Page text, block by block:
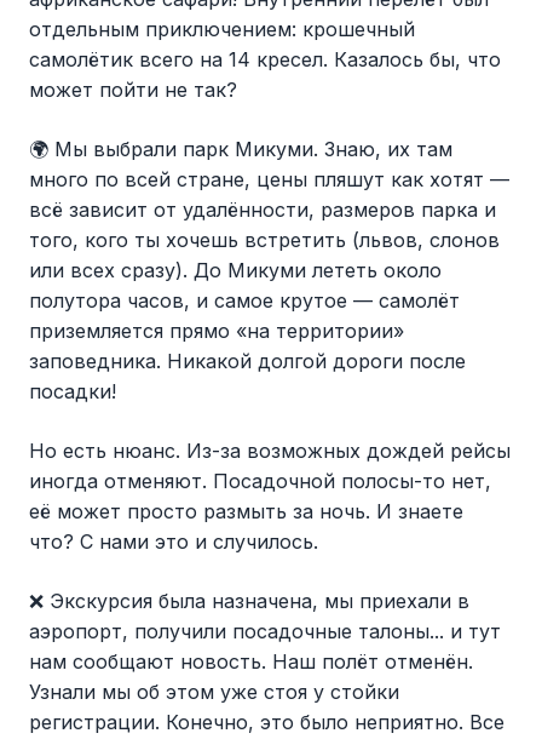
отдельным приключением: крошечный
самолётик всего на 14 кресел. Казалось бы, что
может пойти не так?
🌍 Мы выбрали парк Микуми. Знаю, их там
много по всей стране, цены пляшут как хотят —
всё зависит от удалённости, размеров парка и
того, кого ты хочешь встретить (львов, слонов
или всех сразу). До Микуми лететь около
полутора часов, и самое крутое — самолёт
приземляется прямо «на территории»
заповедника. Никакой долгой дороги после
посадки!
Но есть нюанс. Из-за возможных дождей рейсы
иногда отменяют. Посадочной полосы-то нет,
её может просто размыть за ночь. И знаете
что? С нами это и случилось.
❌ Экскурсия была назначена, мы приехали в
аэропорт, получили посадочные талоны... и тут
нам сообщают новость. Наш полёт отменён.
Узнали мы об этом уже стоя у стойки
регистрации. Конечно, это было неприятно. Все